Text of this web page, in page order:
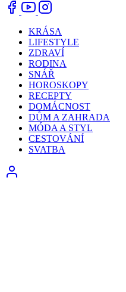
KRÁSA
LIFESTYLE
ZDRAVÍ
RODINA
SNÁŘ
HOROSKOPY
RECEPTY
DOMÁCNOST
DŮM A ZAHRADA
MÓDA A STYL
CESTOVÁNÍ
SVATBA